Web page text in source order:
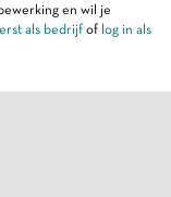
en wil je
als bedrijfof log in als